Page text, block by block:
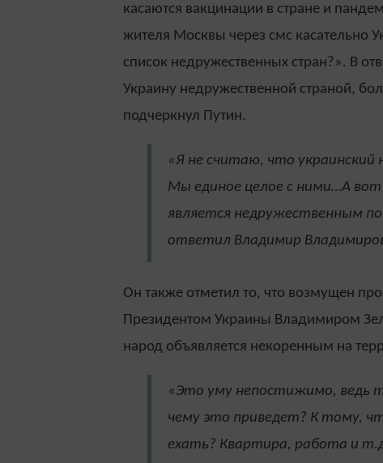
касаются вакцинации в стране и
жителя Москвы через смс касательно
список недружественных стран?». В
Украину недружественной страной,
подчеркнул Путин.
«Я не считаю, что
Мы единое целое с ними…А
является недружественным
ответил Владимир
Он также отметил то, что возмущен
Президентом Украины Владимиром
народ объявляется некоренным на
«Это уму непостижимо, ведь
чему это приведет? К тому,
ехать? Квартира, работа и